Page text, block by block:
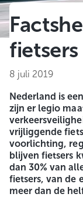
fietsers
8 juli 2019
Nederland is
zijn er legio
vrijliggende
voorlichting,
blijven fietsers
dan 30% van
fietsers, van de
meer dan de